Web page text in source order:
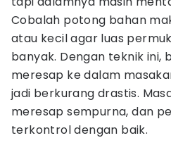
Cobalah potong bahan
atau kecil agar luas
banyak. Dengan teknik ini,
meresap ke dalam
jadi berkurang drastis.
meresap sempurna, dan
terkontrol dengan baik.